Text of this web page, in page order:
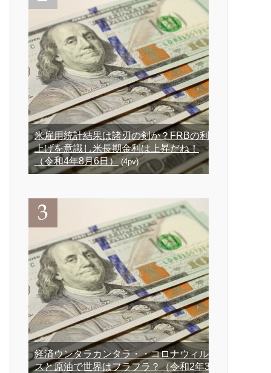
米雇用統計結果は諸刃の剣か？FRBの利
上げを意識し米長期金利は上昇だね！
（令和4年8月6日） (4pv)
経済ウンタラカンタラ・・コロナウィル
スと原油で世界はフラフラ？（令和2年3